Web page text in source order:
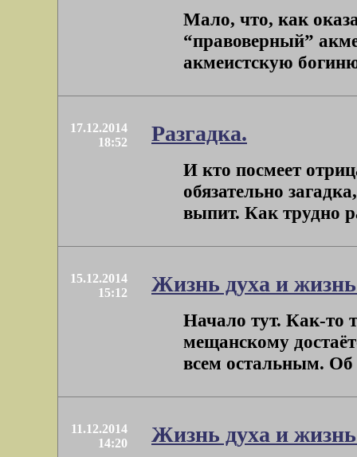
Мало, что, как
“правоверный”
акмеистскую
17.12.2014
18:52
Разгадка.
И кто посмеет
обязательно
выпит. Как трудно
15.12.2014
15:12
Жизнь духа и
Начало тут. Как-то
мещанскому
всем остальным. Об
11.12.2014
14:20
Жизнь духа и